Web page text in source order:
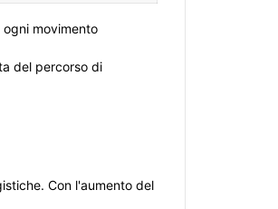
movimento
del percorso di
Con l'aumento del